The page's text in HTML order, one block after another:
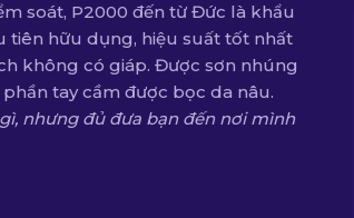
soát, P2000 đến từ Đức là khẩu
tiên hữu dụng, hiệu suất tốt nhất
không có giáp. Được sơn nhúng
tay cầm được bọc da nâu.
nhưng đủ đưa bạn đến nơi mình